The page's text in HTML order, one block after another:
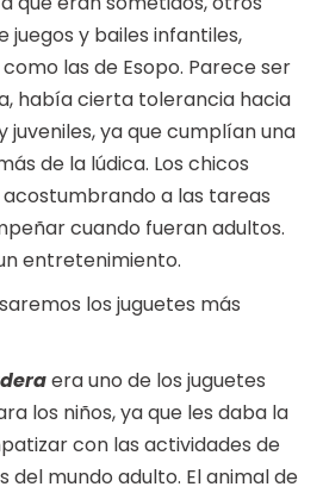
juegos y bailes infantiles,
las de Esopo. Parece ser
había cierta tolerancia hacia
juveniles, ya que cumplían una
de la lúdica. Los chicos
a las tareas
cuando fueran adultos.
entretenimiento.
los juguetes más
era uno de los juguetes
los niños, ya que les daba la
con las actividades de
mundo adulto. El animal de